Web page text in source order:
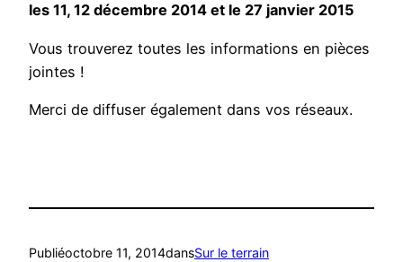
les 11, 12 décembre 2014 et le 27 janvier 2015
Vous trouverez toutes les informations en pièces
jointes !
Merci de diffuser également dans vos réseaux.
Publiéoctobre 11, 2014dansSur le terrain